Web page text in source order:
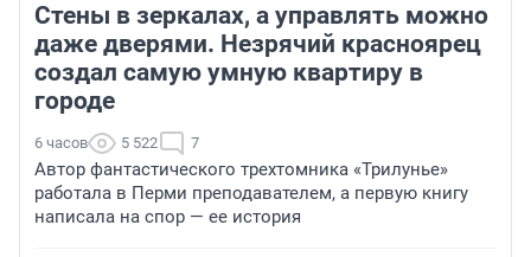
Стены в зеркалах, а управлять можно
даже дверями. Незрячий красноярец
создал самую умную квартиру в
городе
6 часов 5 522 7
Автор фантастического трехтомника «Трилунье»
работала в Перми преподавателем, а первую книгу
написала на спор — ее история